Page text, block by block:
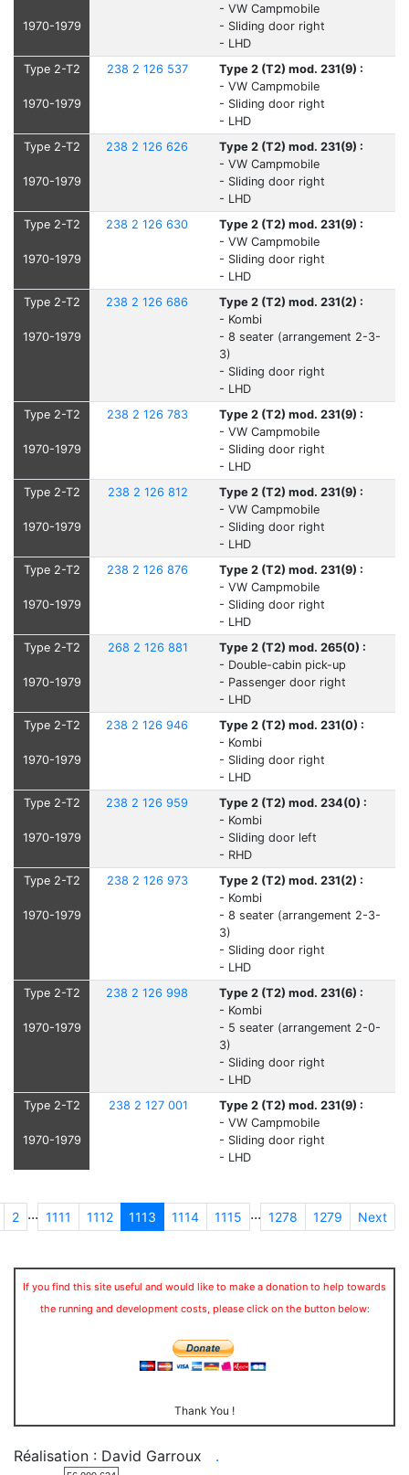
1970-1979
- VW Campmobile
- Sliding door right
- LHD
Type 2-T2
1970-1979
238 2 126 537
Type 2 (T2) mod. 231(9) :
- VW Campmobile
- Sliding door right
- LHD
Type 2-T2
1970-1979
238 2 126 626
Type 2 (T2) mod. 231(9) :
- VW Campmobile
- Sliding door right
- LHD
Type 2-T2
1970-1979
238 2 126 630
Type 2 (T2) mod. 231(9) :
- VW Campmobile
- Sliding door right
- LHD
Type 2-T2
1970-1979
238 2 126 686
Type 2 (T2) mod. 231(2) :
- Kombi
- 8 seater (arrangement 2-3-
3)
- Sliding door right
- LHD
Type 2-T2
1970-1979
238 2 126 783
Type 2 (T2) mod. 231(9) :
- VW Campmobile
- Sliding door right
- LHD
Type 2-T2
1970-1979
238 2 126 812
Type 2 (T2) mod. 231(9) :
- VW Campmobile
- Sliding door right
- LHD
Type 2-T2
1970-1979
238 2 126 876
Type 2 (T2) mod. 231(9) :
- VW Campmobile
- Sliding door right
- LHD
Type 2-T2
1970-1979
268 2 126 881
Type 2 (T2) mod. 265(0) :
- Double-cabin pick-up
- Passenger door right
- LHD
Type 2-T2
1970-1979
238 2 126 946
Type 2 (T2) mod. 231(0) :
- Kombi
- Sliding door right
- LHD
Type 2-T2
1970-1979
238 2 126 959
Type 2 (T2) mod. 234(0) :
- Kombi
- Sliding door left
- RHD
Type 2-T2
1970-1979
238 2 126 973
Type 2 (T2) mod. 231(2) :
- Kombi
- 8 seater (arrangement 2-3-
3)
- Sliding door right
- LHD
Type 2-T2
1970-1979
238 2 126 998
Type 2 (T2) mod. 231(6) :
- Kombi
- 5 seater (arrangement 2-0-
3)
- Sliding door right
- LHD
Type 2-T2
1970-1979
238 2 127 001
Type 2 (T2) mod. 231(9) :
- VW Campmobile
- Sliding door right
- LHD
2 ... 1111 1112 1113 1114 1115 ... 1278 1279 Next
If you find this site useful and would like to make a donation to help towards
the running and development costs, please click on the button below:
Thank You !
Réalisation : David Garroux .